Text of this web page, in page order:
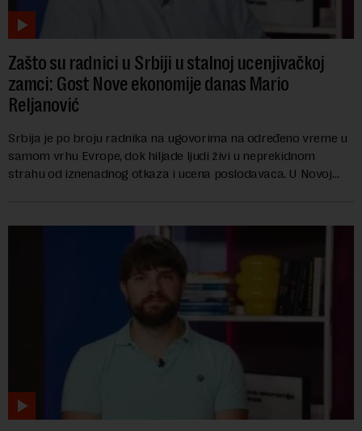
Zašto su radnici u Srbiji u stalnoj ucenjivačkoj
zamci: Gost Nove ekonomije danas Mario
Reljanović
Srbija je po broju radnika na ugovorima na određeno vreme u
samom vrhu Evrope, dok hiljade ljudi živi u neprekidnom
strahu od iznenadnog otkaza i ucena poslodavaca. U Novoj